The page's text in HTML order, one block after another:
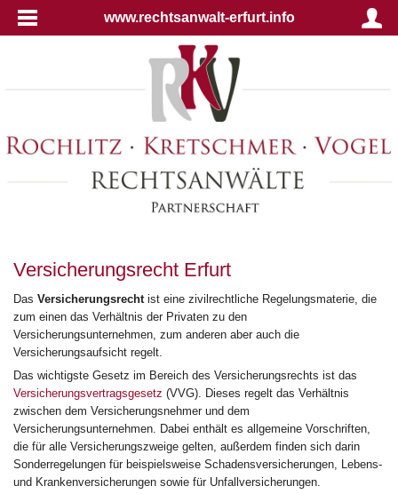
www.rechtsanwalt-erfurt.info
Versicherungsrecht Erfurt
Das Versicherungsrecht ist eine zivilrechtliche Regelungsmaterie, die
zum einen das Verhältnis der Privaten zu den
Versicherungsunternehmen, zum anderen aber auch die
Versicherungsaufsicht regelt.
Das wichtigste Gesetz im Bereich des Versicherungsrechts ist das
Versicherungsvertragsgesetz (VVG). Dieses regelt das Verhältnis
zwischen dem Versicherungsnehmer und dem
Versicherungsunternehmen. Dabei enthält es allgemeine Vorschriften,
die für alle Versicherungszweige gelten, außerdem finden sich darin
Sonderregelungen für beispielsweise Schadensversicherungen, Lebens-
und Krankenversicherungen sowie für Unfallversicherungen.